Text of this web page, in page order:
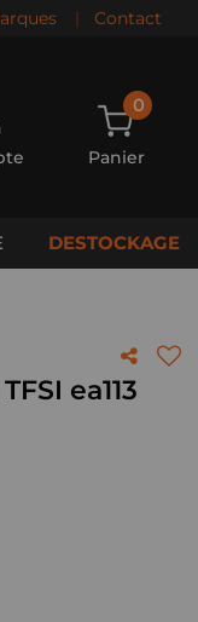
| Contact
0
Panier
DESTOCKAGE
ea113